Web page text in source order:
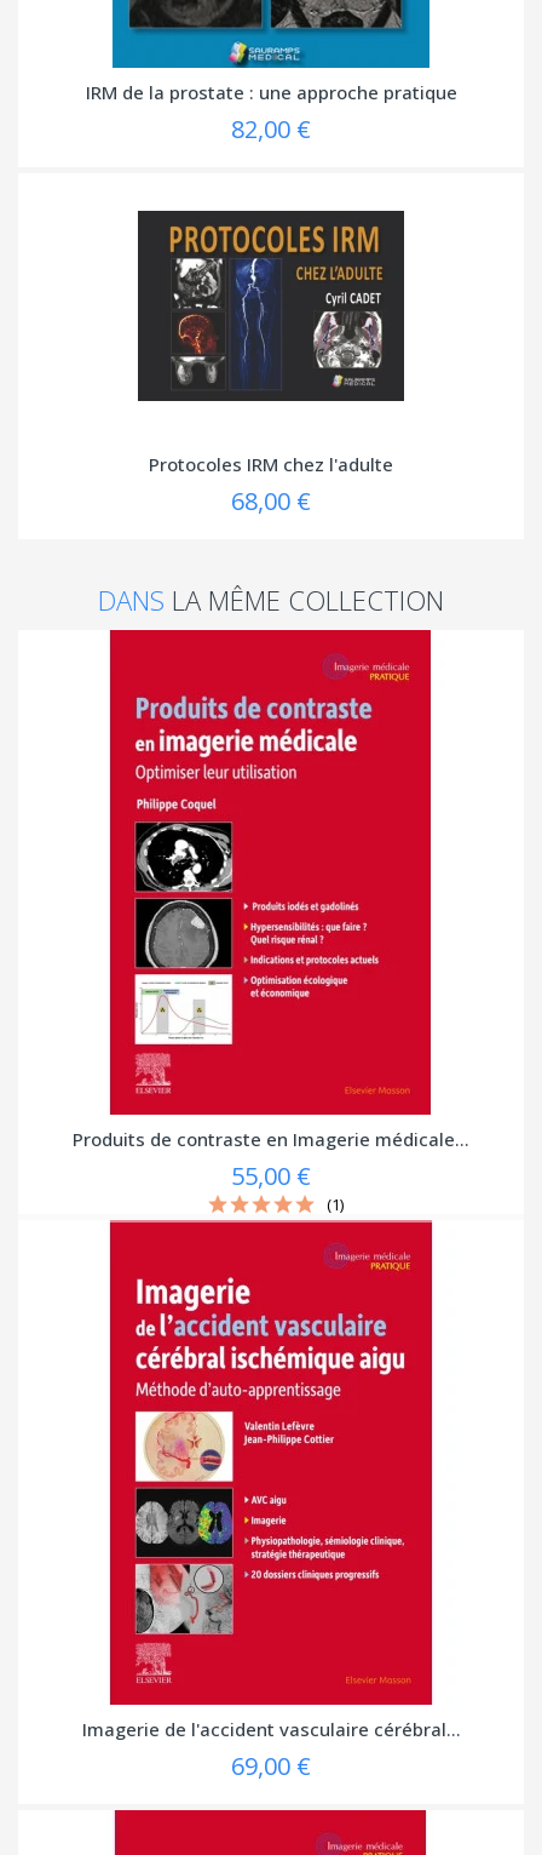
IRM de la prostate : une approche pratique
82,00 €
Protocoles IRM chez l'adulte
68,00 €
DANS LA MÊME COLLECTION
Produits de contraste en Imagerie médicale...
55,00 €
Imagerie de l'accident vasculaire cérébral...
69,00 €
(1)